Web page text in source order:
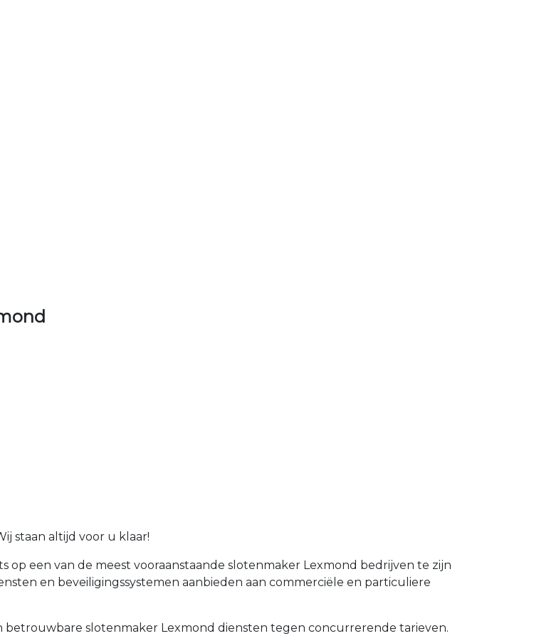
staan altijd voor u klaar!
op een van de meest vooraanstaande slotenmaker Lexmond bedrijven te zijn
en beveiligingssystemen aanbieden aan commerciële en particuliere
betrouwbare slotenmaker Lexmond diensten tegen concurrerende tarieven.